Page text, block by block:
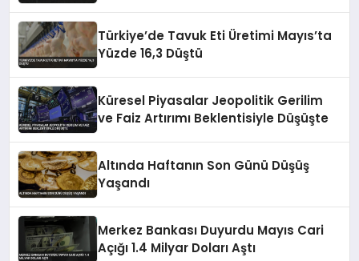
Türkiye’de Tavuk Eti Üretimi Mayıs’ta
Yüzde 16,3 Düştü
Küresel Piyasalar Jeopolitik Gerilim
ve Faiz Artırımı Beklentisiyle Düşüşte
Altında Haftanın Son Günü Düşüş
Yaşandı
Merkez Bankası Duyurdu Mayıs Cari
Açığı 1.4 Milyar Doları Aştı